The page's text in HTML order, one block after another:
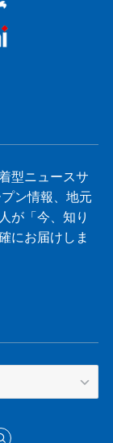
型ニュースサ
ン情報、地元
が「今、知り
にお届けしま